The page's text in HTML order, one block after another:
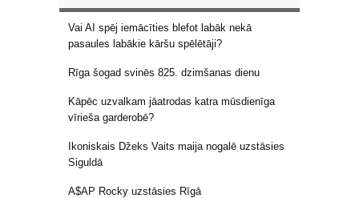
Vai AI spēj iemācīties blefot labāk nekā
pasaules labākie kāršu spēlētāji?
Rīga šogad svinēs 825. dzimšanas dienu
Kāpēc uzvalkam jāatrodas katra mūsdienīga
vīrieša garderobē?
Ikoniskais Džeks Vaits maija nogalē uzstāsies
Siguldā
A$AP Rocky uzstāsies Rīgā